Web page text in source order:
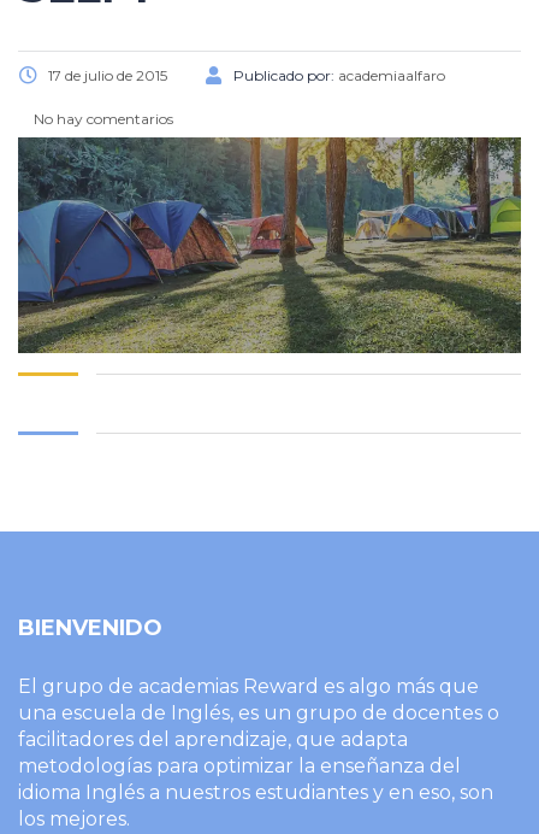
17 de julio de 2015 Publicado por: academiaalfaro
No hay comentarios
BIENVENIDO
El grupo de academias Reward es algo más que
una escuela de Inglés, es un grupo de docentes o
facilitadores del aprendizaje, que adapta
metodologías para optimizar la enseñanza del
idioma Inglés a nuestros estudiantes y en eso, son
los mejores.